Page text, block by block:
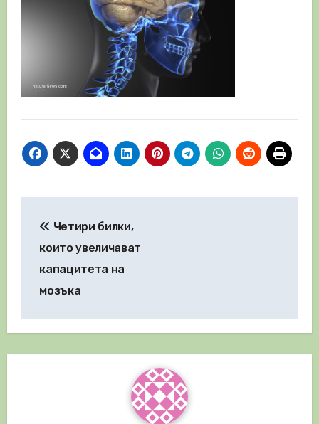
Четири билки,
които увеличават
капацитета на
мозъка